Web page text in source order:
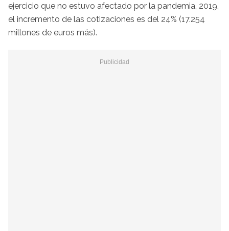
ejercicio que no estuvo afectado por la pandemia, 2019,
el incremento de las cotizaciones es del 24% (17.254
millones de euros más).